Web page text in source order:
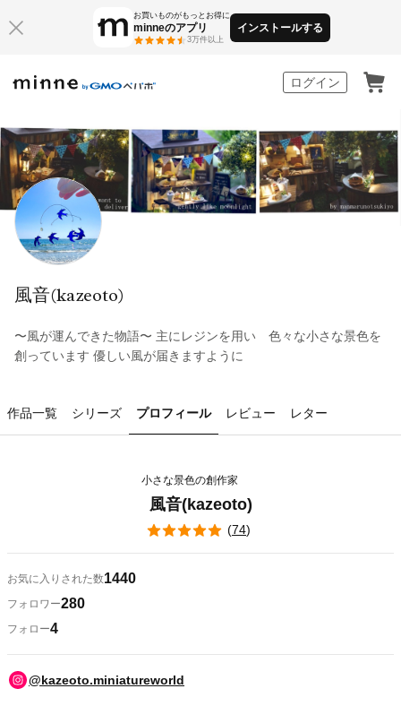
お買いものがもっとお得に
minneのアプリ
3万件以上
インストールする
ログイン
風音(kazeoto)
〜風が運んできた物語〜 主にレジンを用い 色々な小さな景色を
創っています 優しい風が届きますように
作品一覧 シリーズ プロフィール レビュー レター
小さな景色の創作家
風音(kazeoto)
(74)
お気に入りされた数1440
フォロワー280
フォロー4
@kazeoto.miniatureworld